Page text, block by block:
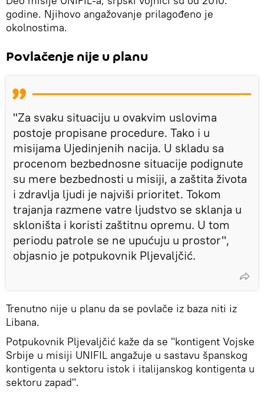
godine. Njihovo angažovanje prilagođeno je
okolnostima.
Povlačenje nije u planu
"Za svaku situaciju u ovakvim uslovima
postoje propisane procedure. Tako i u
misijama Ujedinjenih nacija. U skladu sa
procenom bezbednosne situacije podignute
su mere bezbednosti u misiji, a zaštita života
i zdravlja ljudi je najviši prioritet. Tokom
trajanja razmene vatre ljudstvo se sklanja u
skloništa i koristi zaštitnu opremu. U tom
periodu patrole se ne upućuju u prostor",
objasnio je potpukovnik Pljevaljčić.
Trenutno nije u planu da se povlače iz baza niti iz
Libana.
Potpukovnik Pljevaljčić kaže da se "kontigent Vojske
Srbije u misiji UNIFIL angažuje u sastavu španskog
kontigenta u sektoru istok i italijanskog kontigenta u
sektoru zapad".